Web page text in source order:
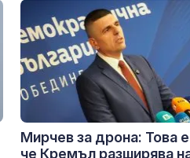
Мирчев за дрона: Това е
че Кремъл разширява